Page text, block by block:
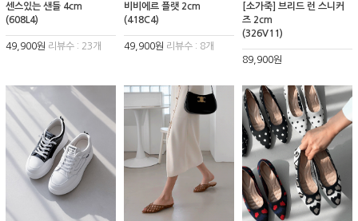
센스있는 샌들 4cm
(608L4)
49,900원 리뷰수 : 23개
비비에르 플랫 2cm
(418C4)
49,900원 리뷰수 : 8개
[소가죽] 브리드 런 스니커
즈 2cm
(326V11)
89,900원